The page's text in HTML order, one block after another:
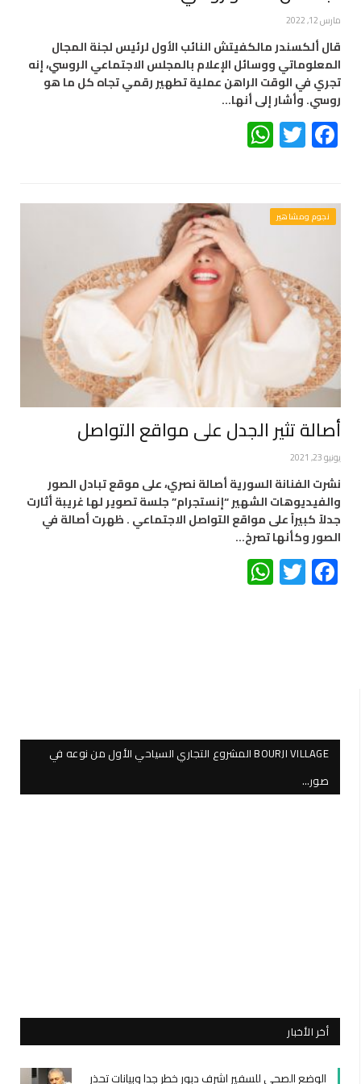
مارس 12, 2022
قال ألكسندر مالكفيتش النائب الأول لرئيس لجنة المجال
المعلوماتي ووسائل الإعلام بالمجلس الاجتماعي الروسي، إنه
تجري في الوقت الراهن عملية تطهير رقمي تجاه كل ما هو
روسي. وأشار إلى أنها…
Facebook
Twitter
نجوم ومشاهير
أصالة تثير الجدل على مواقع التواصل
يونيو 23, 2021
نشرت الفنانة السورية أصالة نصري، على موقع تبادل الصور
والفيديوهات الشهير “إنستجرام” جلسة تصوير لها غريبة أثارت
جدلاً كبيراً على مواقع التواصل الاجتماعي . ظهرت أصالة في
الصور وكأنها تصرخ…
Facebook
Twitter
BOURJI VILLAGE المشروع التجاري السياحي الأول من نوعه في
صور…
أخر الأخبار
الوضع الصحي للسفير اشرف دبور خطر جدا وبيانات تحذر